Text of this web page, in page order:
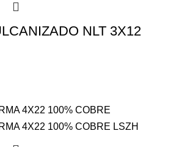
NLT 3X12